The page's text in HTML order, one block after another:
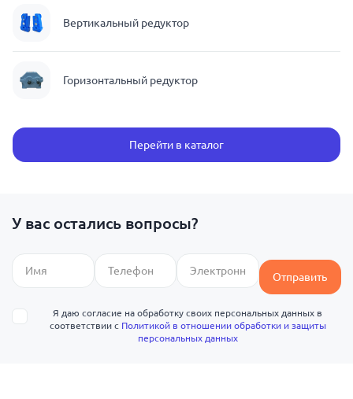
Вертикальный редуктор
Горизонтальный редуктор
Перейти в каталог
У вас остались вопросы?
Отправить
Я даю согласие на обработку своих персональных данных в
соответствии с Политикой в отношении обработки и защиты
персональных данных